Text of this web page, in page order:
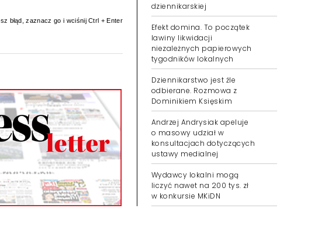
błąd, zaznacz go i wciśnij Ctrl + Enter
dziennikarskiej
Efekt domina. To początek
lawiny likwidacji
niezależnych papierowych
tygodników lokalnych
Dziennikarstwo jest źle
odbierane. Rozmowa z
Dominikiem Księskim
Andrzej Andrysiak apeluje
o masowy udział w
konsultacjach dotyczących
ustawy medialnej
Wydawcy lokalni mogą
liczyć nawet na 200 tys. zł
w konkursie MKiDN